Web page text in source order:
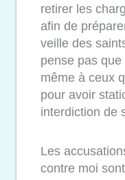
retirer les
afin de
veille des
pense pas que
même à ceux
pour avoir
interdiction de
Les
contre moi